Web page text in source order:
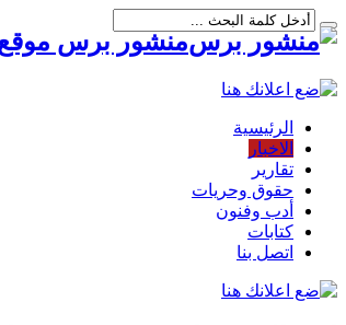
منشور برس موقع
الرئيسية
الاخبار
تقارير
حقوق وحريات
أدب وفنون
كتابات
اتصل بنا